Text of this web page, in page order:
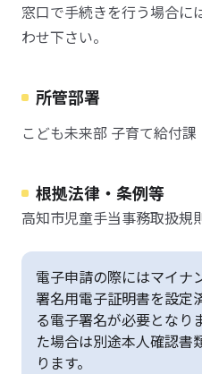
窓口で手続きを行う場合に
わせ下さい。
所管部署
こども未来部 子育て給付課
根拠法律・条例等
高知市児童手当事務取扱
電子申請の際にはマイナ
署名用電子証明書を設定
る電子署名が必要となり
た場合は別途本人確認書
ります。